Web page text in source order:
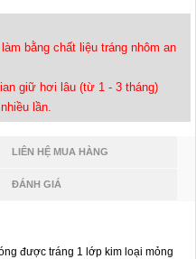
bằng chất liệu tráng nhôm an
giữ hơi lâu (từ 1 - 3 tháng)
lần.
LIÊN HỆ MUA HÀNG
ĐÁNH GIÁ
được tráng 1 lớp kim loại mỏng